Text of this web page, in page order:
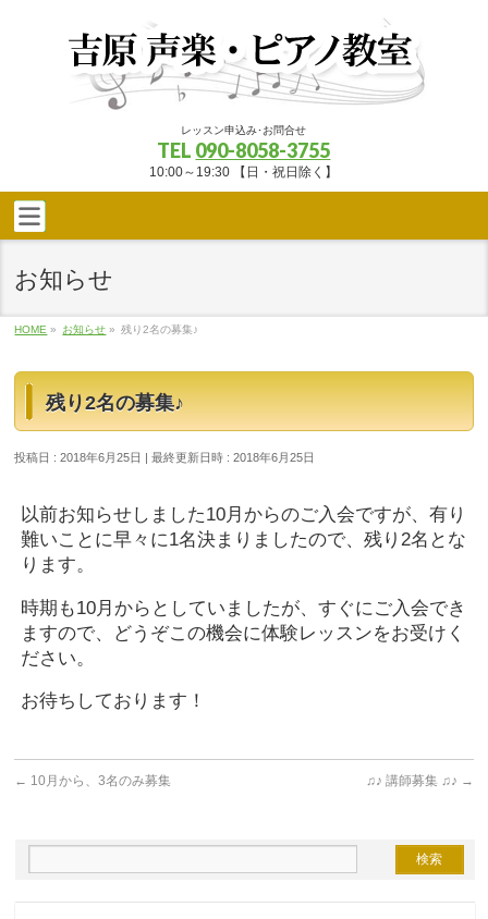
レッスン申込み･お問合せ
TEL 090-8058-3755
10:00～19:30 【日・祝日除く】
お知らせ
HOME » お知らせ » 残り2名の募集♪
残り2名の募集♪
投稿日 : 2018年6月25日 最終更新日時 : 2018年6月25日
以前お知らせしました10月からのご入会ですが、有り
難いことに早々に1名決まりましたので、残り2名とな
ります。
時期も10月からとしていましたが、すぐにご入会でき
ますので、どうぞこの機会に体験レッスンをお受けく
ださい。
お待ちしております！
← 10月から、3名のみ募集 ♫♪ 講師募集 ♫♪ →